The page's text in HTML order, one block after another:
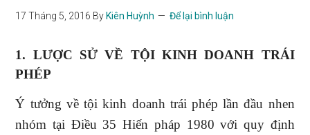
17 Tháng 5, 2016 By Kiên Huỳnh Để lại bình luận
1. LƯỢC SỬ VỀ TỘI KINH DOANH TRÁI
PHÉP
Ý tưởng về tội kinh doanh trái phép lần đầu nhen
nhóm tại Điều 35 Hiến pháp 1980 với quy định